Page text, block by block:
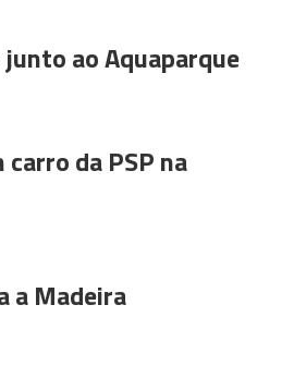
ao Aquaparque
da PSP na
a Madeira